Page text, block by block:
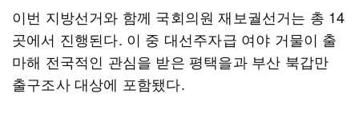
이번 지방선거와 함께 국회의원 재보궐선거는 총 14
곳에서 진행된다. 이 중 대선주자급 여야 거물이 출
마해 전국적인 관심을 받은 평택을과 부산 북갑만
출구조사 대상에 포함됐다.